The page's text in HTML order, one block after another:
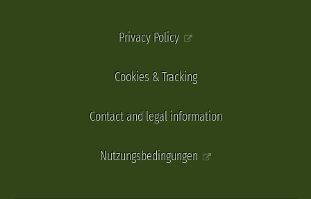
Privacy Policy
Cookies & Tracking
Contact and legal information
Nutzungsbedingungen